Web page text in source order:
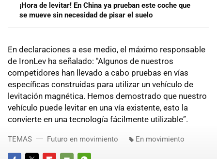
¡Hora de levitar! En China ya prueban este coche que
se mueve sin necesidad de pisar el suelo
En declaraciones a ese medio, el máximo responsable
de IronLev ha señalado: "Algunos de nuestros
competidores han llevado a cabo pruebas en vías
específicas construidas para utilizar un vehículo de
levitación magnética. Hemos demostrado que nuestro
vehículo puede levitar en una vía existente, esto la
convierte en una tecnología fácilmente utilizable”.
TEMAS Futuro en movimiento En movimiento